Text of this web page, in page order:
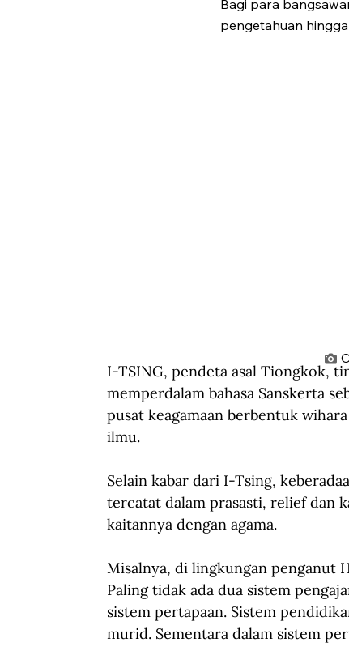
Bagi para
pengetahuan
I-TSING, pendeta asal Tiongkok,
memperdalam bahasa Sanskerta
pusat keagamaan berbentuk
ilmu.
Selain kabar dari I-Tsing,
tercatat dalam prasasti, relief dan
kaitannya dengan agama.
Misalnya, di lingkungan penganut
Paling tidak ada dua sistem
sistem pertapaan. Sistem
murid. Sementara dalam sistem